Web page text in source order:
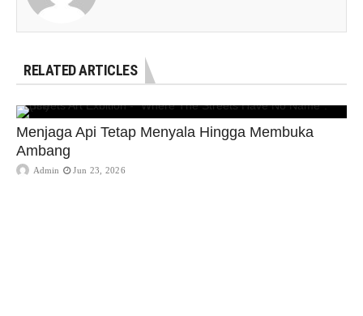
RELATED ARTICLES
Menjaga Api Tetap Menyala Hingga Membuka
Ambang
Admin Jun 23, 2026